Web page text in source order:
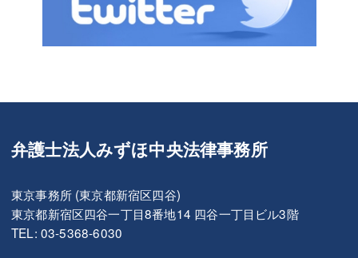
弁護士法人みずほ中央法律事務所
東京事務所 (東京都新宿区四谷)
東京都新宿区四谷一丁目8番地14 四谷一丁目ビル3階
TEL: 03-5368-6030